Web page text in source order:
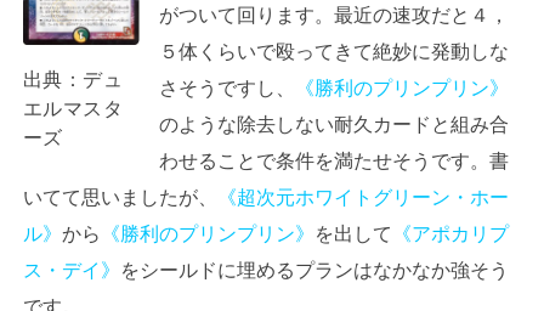
出典： デュ
エルマスタ
ーズ
がついて回ります。最近の速攻だと４，
５体くらいで殴ってきて絶妙に発動しな
さそうですし、
《勝利のプリンプリン》
のような除去しない耐久カードと組み合
わせることで条件を満たせそうです。書
いてて思いましたが、
《超次元ホワイトグリーン・ホー
ル》 から 《勝利のプリンプリン》 を出して 《アポカリプ
ス・デイ》 をシールドに埋めるプランはなかなか強そう
です。